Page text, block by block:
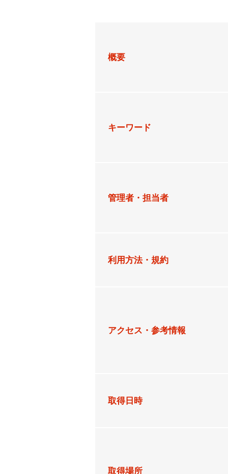
概要
キーワード
管理者・担当者
利用方法・規約
アクセス・参考情報
取得日時
取得場所